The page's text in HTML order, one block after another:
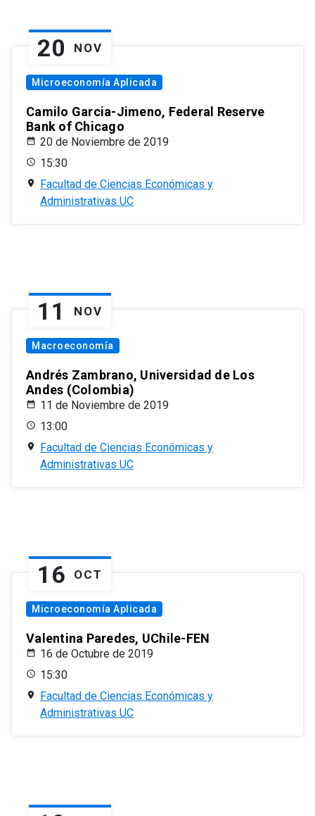
20 NOV
Microeconomía Aplicada
Camilo Garcia-Jimeno, Federal Reserve
Bank of Chicago
20 de Noviembre de 2019
15:30
Facultad de Ciencias Económicas y
Administrativas UC
11 NOV
Macroeconomía
Andrés Zambrano, Universidad de Los
Andes (Colombia)
11 de Noviembre de 2019
13:00
Facultad de Ciencias Económicas y
Administrativas UC
16 OCT
Microeconomía Aplicada
Valentina Paredes, UChile-FEN
16 de Octubre de 2019
15:30
Facultad de Ciencias Económicas y
Administrativas UC